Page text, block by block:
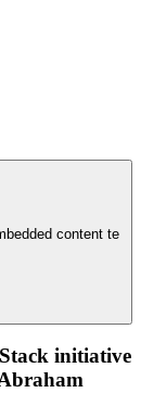
content te
initiative